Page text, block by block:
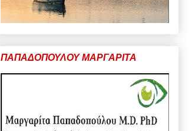
ΠΑΠΑΔΟΠΟΥΛΟΥ ΜΑΡΓΑΡΙΤΑ